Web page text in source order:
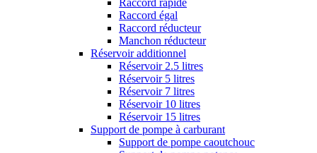
Raccord rapide
Raccord égal
Raccord réducteur
Manchon réducteur
Réservoir additionnel
Réservoir 2.5 litres
Réservoir 5 litres
Réservoir 7 litres
Réservoir 10 litres
Réservoir 15 litres
Support de pompe à carburant
Support de pompe caoutchouc